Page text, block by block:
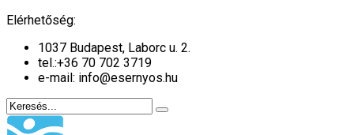
Elérhetőség:
1037 Budapest, Laborc u. 2.
tel.:+36 70 702 3719
e-mail: info@esernyos.hu
évhónap
évhónap